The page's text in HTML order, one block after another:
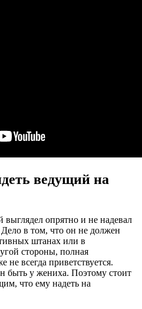
ведущий на
опрятно и не надевал
в том, что он не должен
штанах или в
стороны, полная
не всегда приветствуется.
у жениха. Поэтому стоит
что ему надеть на